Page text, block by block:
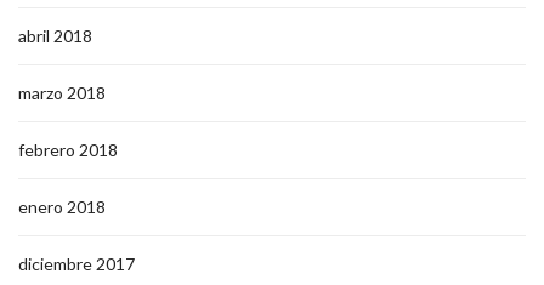
abril 2018
marzo 2018
febrero 2018
enero 2018
diciembre 2017